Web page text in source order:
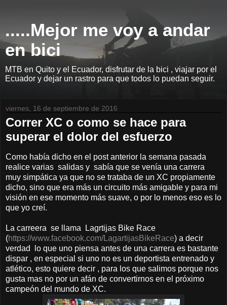
.....Mejor me voy a andar
en bici
MTB en Quito y el Ecuador, disfrutar de la bici , viajar por el
Ecuador y dejar un rastro para que todos lo puedan seguir.
viernes, 16 de septiembre de 2016
Correr XC o como se hace para
superar el dolor del esfuerzo
Como había dicho en el post anterior la semana pasada
realice varias salidas y sabía que se venía una carrera
muy simpática ya que no se trataba de un XC propiamente
dicho, sino que era más un circuito más amigable y para mi
visión en ese momento más suave, o por lo menos eso es lo
que yo creí.
La carreera se llama Lagrtijas Bike Race
(https://www.facebook.com/LagartijasBikeRace) a decir
verdad lo que uno piensa antes de una carrera es bastante
dispar , en especial si uno no es un deportista entrenado y
atlético, esto quiere decir , para los que salimos porque nos
gusta mas no por un afán de convertirnos en el próximo
campeón del mundo de XC.